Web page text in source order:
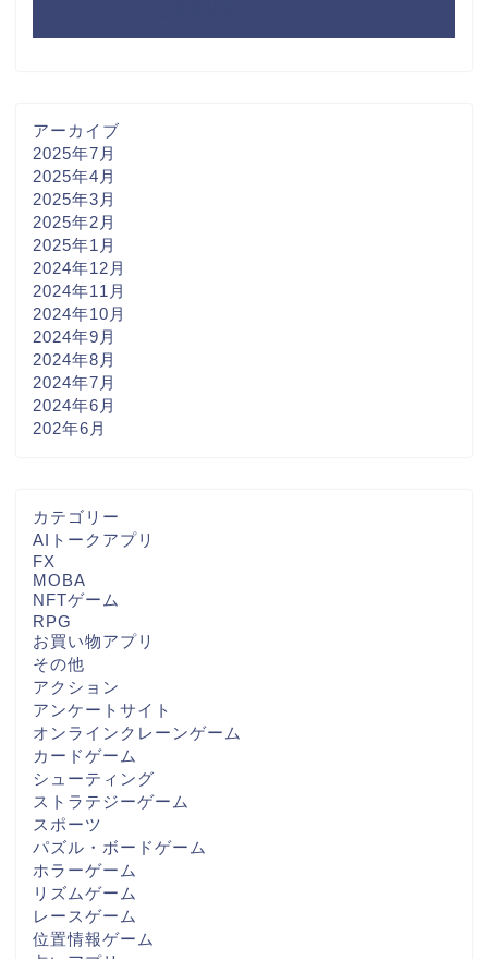
アーカイブ
2025年7月
2025年4月
2025年3月
2025年2月
2025年1月
2024年12月
2024年11月
2024年10月
2024年9月
2024年8月
2024年7月
2024年6月
202年6月
カテゴリー
AIトークアプリ
FX
MOBA
NFTゲーム
RPG
お買い物アプリ
その他
アクション
アンケートサイト
オンラインクレーンゲーム
カードゲーム
シューティング
ストラテジーゲーム
スポーツ
パズル・ボードゲーム
ホラーゲーム
リズムゲーム
レースゲーム
位置情報ゲーム